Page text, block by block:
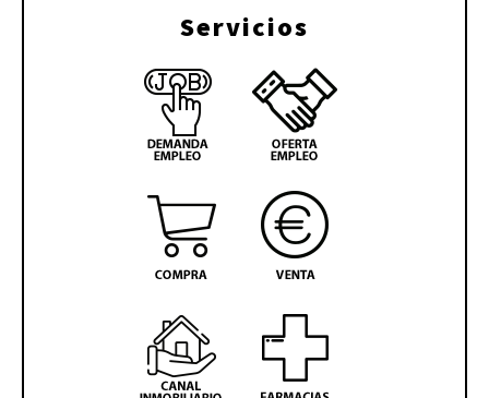
Servicios